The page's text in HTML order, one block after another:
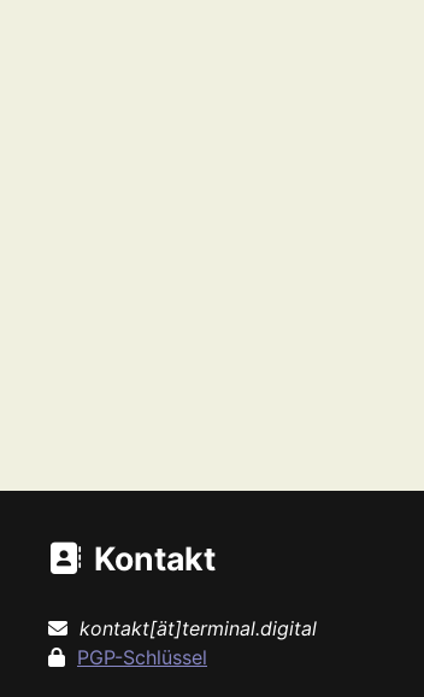
Kontakt
kontakt[ät]terminal.digital
PGP-Schlüssel